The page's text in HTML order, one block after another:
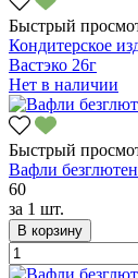
Быстрый
Кондитерское
Вастэко 26г
Нет в наличии
Быстрый
Вафли
60
за 1 шт.
В корзину